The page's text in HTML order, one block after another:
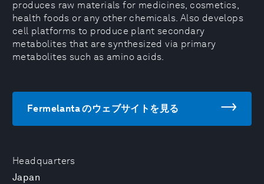
Headquarters
Japan
produces raw materials for medicines, cosmetics,
health foods or any other chemicals. Also develops
cell platforms to produce plant secondary
metabolites that are synthesized via primary
metabolites such as amino acids.
Fermelanta のウェブサイトを見る